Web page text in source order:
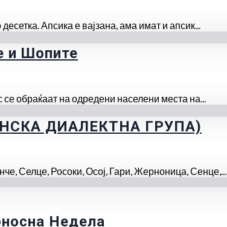
Апсика е вајзана, ама имат и апсик...
и Шопите
обраќаат на одредени населени места на...
ДИАЛЕКТНА ГРУПА)​
Селце, Росоки, Осој, Гари, Жерноница, Сенце,...
Недела